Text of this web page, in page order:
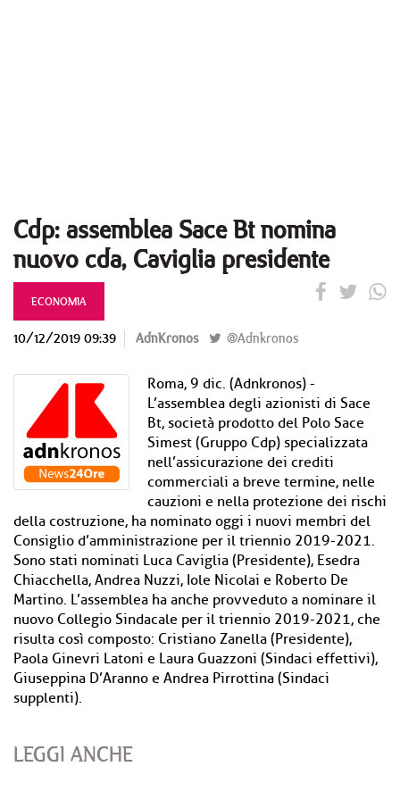
Cdp: assemblea Sace Bt nomina
nuovo cda, Caviglia presidente
ECONOMIA
10/12/2019 09:39 AdnKronos @Adnkronos
Roma, 9 dic. (Adnkronos) -
L’assemblea degli azionisti di Sace
Bt, società prodotto del Polo Sace
Simest (Gruppo Cdp) specializzata
nell’assicurazione dei crediti
commerciali a breve termine, nelle
cauzioni e nella protezione dei rischi
della costruzione, ha nominato oggi i nuovi membri del
Consiglio d’amministrazione per il triennio 2019-2021.
Sono stati nominati Luca Caviglia (Presidente), Esedra
Chiacchella, Andrea Nuzzi, Iole Nicolai e Roberto De
Martino. L’assemblea ha anche provveduto a nominare il
nuovo Collegio Sindacale per il triennio 2019-2021, che
risulta così composto: Cristiano Zanella (Presidente),
Paola Ginevri Latoni e Laura Guazzoni (Sindaci effettivi),
Giuseppina D’Aranno e Andrea Pirrottina (Sindaci
supplenti).
LEGGI ANCHE